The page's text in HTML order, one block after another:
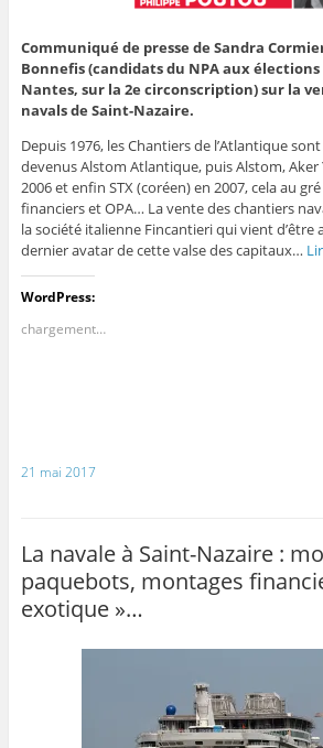
Communiqué de presse de Sandra
Bonnefis (candidats du NPA aux
Nantes, sur la 2e circonscription) sur la
navals de Saint-Nazaire.
Depuis 1976, les Chantiers de l’Atlantique
devenus Alstom Atlantique, puis Alstom, Aker
2006 et enfin STX (coréen) en 2007, cela au
financiers et OPA… La vente des chantiers
la société italienne Fincantieri qui vient d’être
dernier avatar de cette valse des capitaux…
WordPress:
chargement…
21 mai 2017
La navale à Saint-Nazaire :
paquebots, montages
exotique »…